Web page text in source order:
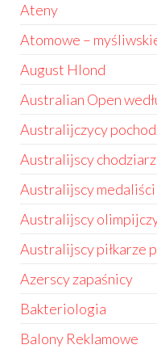
Ateny
Atomowe –
August Hlond
Australian Open
Australijczycy
Australijscy
Australijscy
Australijscy
Australijscy piłkarze
Azerscy zapaśnicy
Bakteriologia
Balony Reklamowe